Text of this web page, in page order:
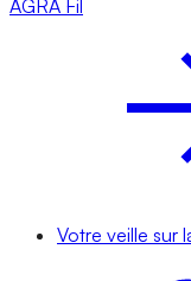
AGRA Fil
Votre veille sur